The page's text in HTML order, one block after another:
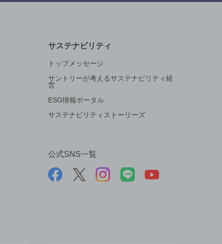
サステナビリティ
トップメッセージ
サントリーが考えるサステナビリティ経
営
ESG情報ポータル
サステナビリティストーリーズ
公式SNS一覧